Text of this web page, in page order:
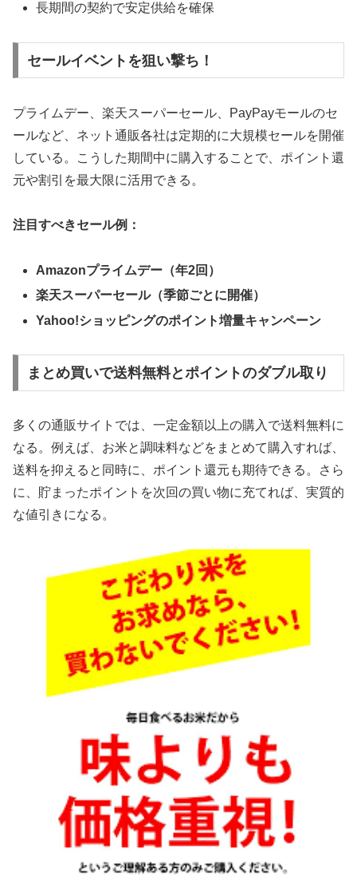
長期間の契約で安定供給を確保
セールイベントを狙い撃ち！
プライムデー、楽天スーパーセール、PayPayモールのセ
ールなど、ネット通販各社は定期的に大規模セールを開催
している。こうした期間中に購入することで、ポイント還
元や割引を最大限に活用できる。
注目すべきセール例：
Amazonプライムデー（年2回）
楽天スーパーセール（季節ごとに開催）
Yahoo!ショッピングのポイント増量キャンペーン
まとめ買いで送料無料とポイントのダブル取り
多くの通販サイトでは、一定金額以上の購入で送料無料に
なる。例えば、お米と調味料などをまとめて購入すれば、
送料を抑えると同時に、ポイント還元も期待できる。さら
に、貯まったポイントを次回の買い物に充てれば、実質的
な値引きになる。